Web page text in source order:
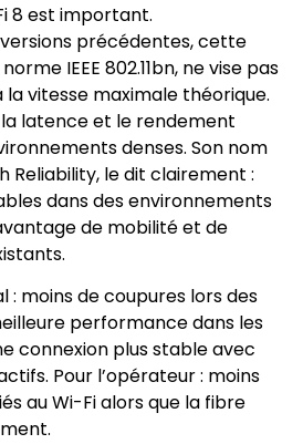
8 est important.
précédentes, cette
IEEE 802.11bn, ne vise pas
vitesse maximale théorique.
latence et le rendement
denses. Son nom
Reliability, le dit clairement :
dans des environnements
de mobilité et de
: moins de coupures lors des
performance dans les
connexion plus stable avec
Pour l’opérateur : moins
au Wi-Fi alors que la fibre